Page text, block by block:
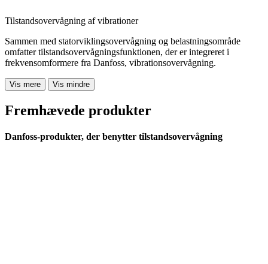
Tilstandsovervågning af vibrationer
Sammen med statorviklingsovervågning og belastningsområde
omfatter tilstandsovervågningsfunktionen, der er integreret i
frekvensomformere fra Danfoss, vibrationsovervågning.
Vis mere Vis mindre
Fremhævede produkter
Danfoss-produkter, der benytter tilstandsovervågning